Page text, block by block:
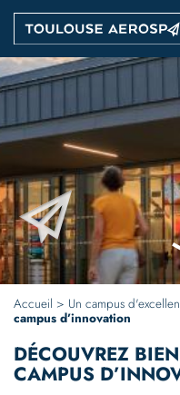
Aller
au
principal
Image
Accueil Un campus
campus d’innovation
DÉCOUVREZ
CAMPUS